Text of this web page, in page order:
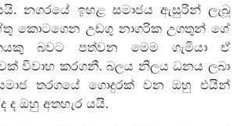
නගරයේ ඉහළ සමාජය ඇසුරින් ලැබූ
කොටගෙන උඩගු නාගරික උගතුන් ගේ
බවට පත්වන මෙම ගැමියා ඒ
විවාහ කරගනී. බලය නිලය ධනය ලබා
තරගයේ ගොදුරක් වන ඔහු එයින්
ද ඔහු අතහැර යයි.